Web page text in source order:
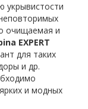
укрывистости
очищаемая и
EXPERT
для таких
и др.
и модных